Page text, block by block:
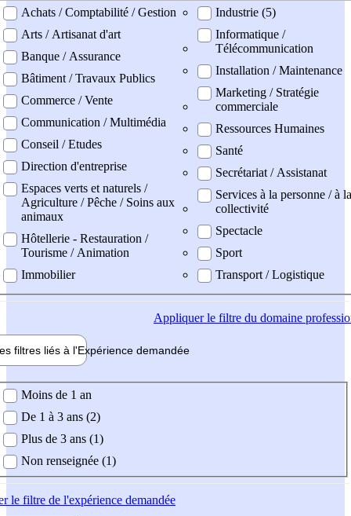
professionel
Achats / Comptabilité / Gestion
Arts / Artisanat d'art
Banque / Assurance
Bâtiment / Travaux Publics
Commerce / Vente
Communication / Multimédia
Conseil / Etudes
Direction d'entreprise
Espaces verts et naturels /
Agriculture / Pêche / Soins aux
animaux
Hôtellerie - Restauration /
Tourisme / Animation
Immobilier
Industrie (5)
Informatique /
Télécommunication
Installation / Maintenance
Marketing / Stratégie
commerciale
Ressources Humaines
Santé
Secrétariat / Assistanat
Services à la personne / à la
collectivité
Spectacle
Sport
Transport / Logistique
Appliquerle filtre du domaine
filtres liés à l'Expérience demandée
demandée
Moins de 1 an
De 1 à 3 ans (2)
Plus de 3 ans (1)
Non renseignée (1)
le filtre de l'expérience demandée